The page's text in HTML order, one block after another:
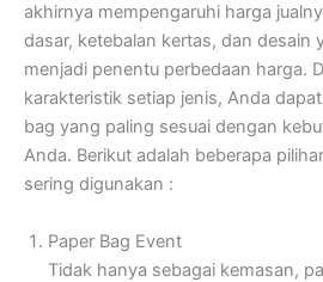
akhirnya mempengaruhi harga
dasar, ketebalan kertas, dan desain
menjadi penentu perbedaan harga.
karakteristik setiap jenis, Anda
bag yang paling sesuai dengan
Anda. Berikut adalah beberapa
sering digunakan :
Paper Bag Event
Tidak hanya sebagai kemasan,